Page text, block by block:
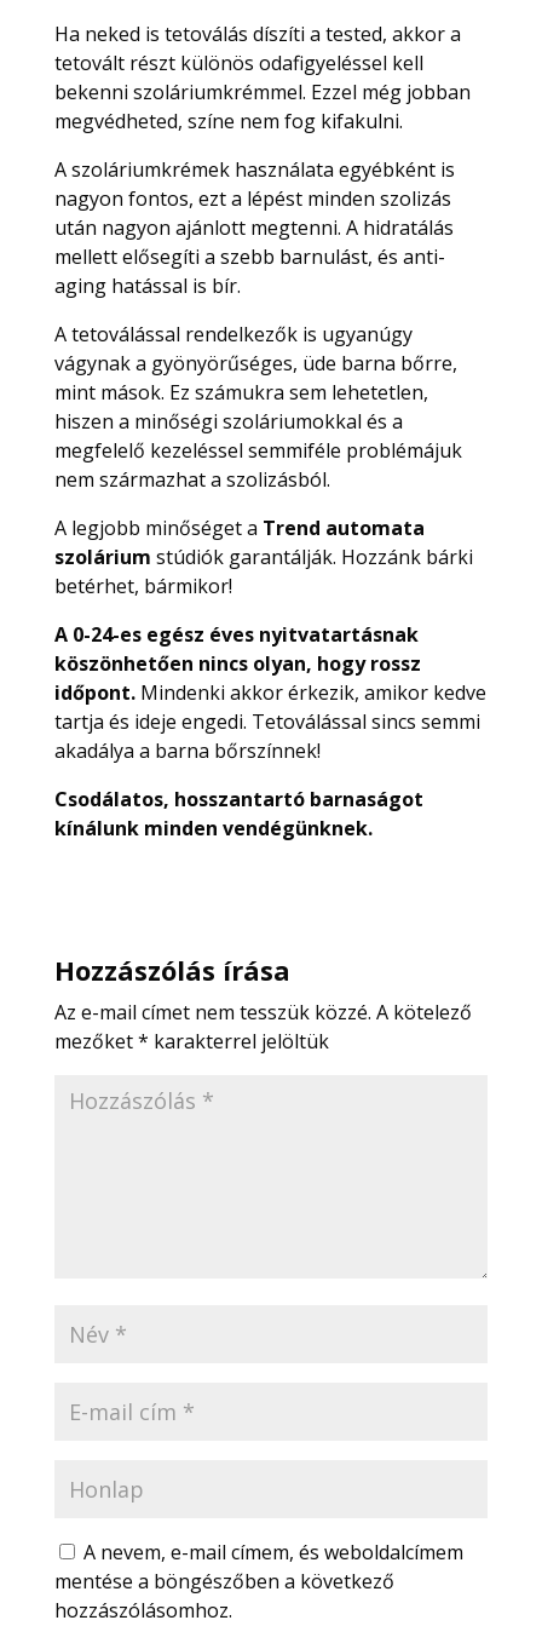
Ha neked is tetoválás díszíti a tested, akkor a
tetovált részt különös odafigyeléssel kell
bekenni szoláriumkrémmel. Ezzel még jobban
megvédheted, színe nem fog kifakulni.
A szoláriumkrémek használata egyébként is
nagyon fontos, ezt a lépést minden szolizás
után nagyon ajánlott megtenni. A hidratálás
mellett elősegíti a szebb barnulást, és anti-
aging hatással is bír.
A tetoválással rendelkezők is ugyanúgy
vágynak a gyönyörűséges, üde barna bőrre,
mint mások. Ez számukra sem lehetetlen,
hiszen a minőségi szoláriumokkal és a
megfelelő kezeléssel semmiféle problémájuk
nem származhat a szolizásból.
A legjobb minőséget a Trend automata
szolárium stúdiók garantálják. Hozzánk bárki
betérhet, bármikor!
A 0-24-es egész éves nyitvatartásnak
köszönhetően nincs olyan, hogy rossz
időpont. Mindenki akkor érkezik, amikor kedve
tartja és ideje engedi. Tetoválással sincs semmi
akadálya a barna bőrszínnek!
Csodálatos, hosszantartó barnaságot
kínálunk minden vendégünknek.
Hozzászólás írása
Az e-mail címet nem tesszük közzé. A kötelező
mezőket* karakterrel jelöltük
A nevem, e-mail címem, és weboldalcímem
mentése a böngészőben a következő
hozzászólásomhoz.